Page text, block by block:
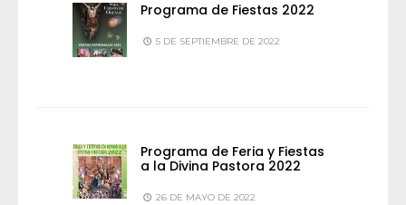
Programa de Fiestas 2022
5 DE SEPTIEMBRE DE 2022
Programa de Feria y Fiestas
a la Divina Pastora 2022
26 DE MAYO DE 2022